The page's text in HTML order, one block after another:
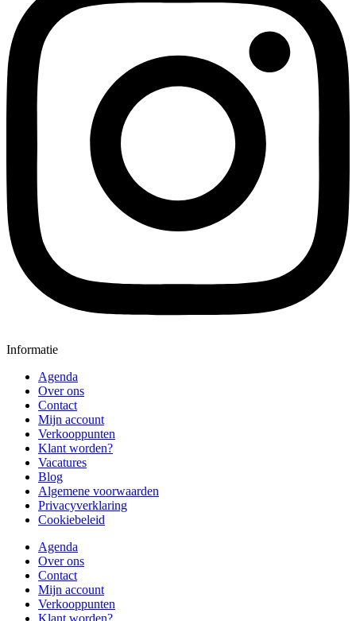
Informatie
Agenda
Over ons
Contact
Mijn account
Verkooppunten
Klant worden?
Vacatures
Blog
Algemene voorwaarden
Privacyverklaring
Cookiebeleid
Agenda
Over ons
Contact
Mijn account
Verkooppunten